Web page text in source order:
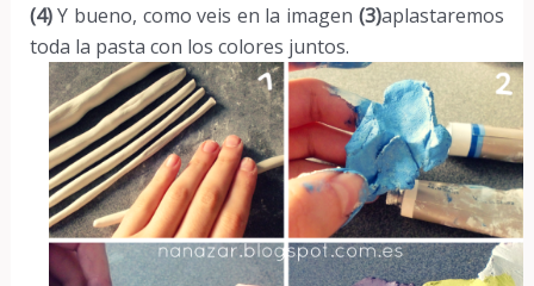
(4)Y bueno, como veis en la imagen (3)aplastaremos
toda la pasta con los colores juntos.